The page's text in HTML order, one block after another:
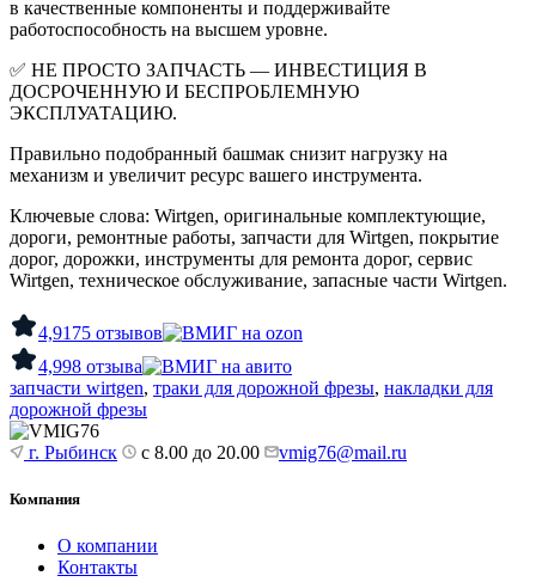
в качественные компоненты и поддерживайте
работоспособность на высшем уровне.
✅ НЕ ПРОСТО ЗАПЧАСТЬ — ИНВЕСТИЦИЯ В
ДОСРОЧЕННУЮ И БЕСПРОБЛЕМНУЮ
ЭКСПЛУАТАЦИЮ.
Правильно подобранный башмак снизит нагрузку на
механизм и увеличит ресурс вашего инструмента.
Ключевые слова: Wirtgen, оригинальные комплектующие,
дороги, ремонтные работы, запчасти для Wirtgen, покрытие
дорог, дорожки, инструменты для ремонта дорог, сервис
Wirtgen, техническое обслуживание, запасные части Wirtgen.
4,9175 отзывов
4,998 отзыва
запчасти wirtgen, траки для дорожной фрезы, накладки для
дорожной фрезы
г. Рыбинск с 8.00 до 20.00 vmig76@mail.ru
Компания
О компании
Контакты